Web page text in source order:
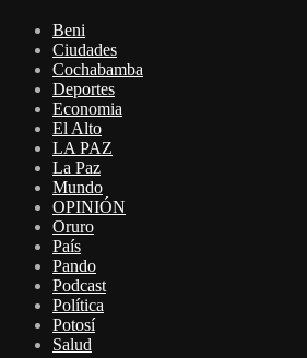
Beni
Ciudades
Cochabamba
Deportes
Economia
El Alto
LA PAZ
La Paz
Mundo
OPINIÓN
Oruro
País
Pando
Podcast
Política
Potosí
Salud